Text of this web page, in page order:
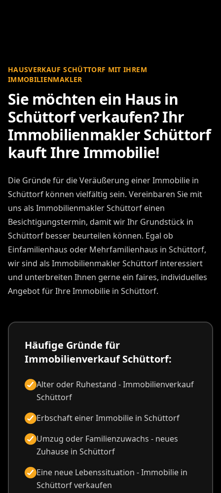
HAUSVERKAUF SCHÜTTORF MIT IHREM
IMMOBILIENMAKLER
Sie möchten ein Haus in
Schüttorf verkaufen? Ihr
Immobilienmakler Schüttorf
kauft Ihre Immobilie!
Die Gründe für die Veräußerung einer Immobilie in
Schüttorf können vielfältig sein. Vereinbaren Sie mit
uns als Immobilienmakler Schüttorf einen
Besichtigungstermin, damit wir Ihr Grundstück in
Schüttorf besser beurteilen können. Egal ob
Einfamilienhaus oder Mehrfamilienhaus in Schüttorf,
wir sind als Immobilienmakler Schüttorf interessiert
und unterbreiten Ihnen gerne ein faires, individuelles
Angebot für Ihre Immobilie in Schüttorf.
Häufige Gründe für
Immobilienverkauf Schüttorf:
Alter oder Ruhestand - Immobilienverkauf
Schüttorf
Erbschaft einer Immobilie in Schüttorf
Umzug oder Familienzuwachs - neues
Zuhause in Schüttorf
Eine neue Lebenssituation - Immobilie in
Schüttorf verkaufen